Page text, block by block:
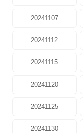
20241107
20241112
20241115
20241120
20241125
20241130